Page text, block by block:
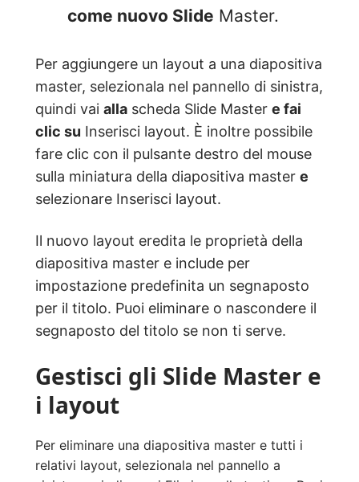
come nuovo Slide Master.
Per aggiungere un layout a una diapositiva
master, selezionala nel pannello di sinistra,
quindi vai alla scheda Slide Master e fai
clic su Inserisci layout. È inoltre possibile
fare clic con il pulsante destro del mouse
sulla miniatura della diapositiva master e
selezionare Inserisci layout.
Il nuovo layout eredita le proprietà della
diapositiva master e include per
impostazione predefinita un segnaposto
per il titolo. Puoi eliminare o nascondere il
segnaposto del titolo se non ti serve.
Gestisci gli Slide Master e
i layout
Per eliminare una diapositiva master e tutti i
relativi layout, selezionala nel pannello a